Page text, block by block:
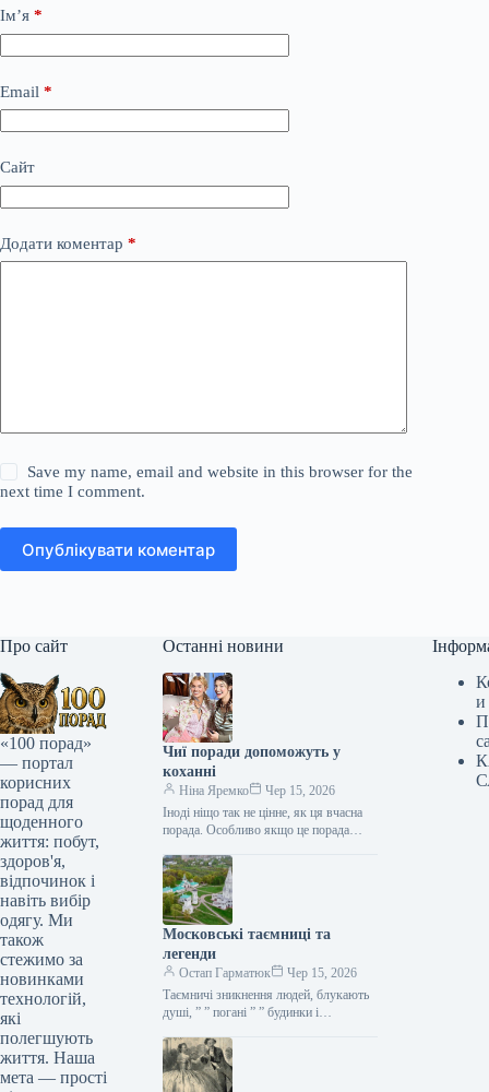
Ім’я *
Email *
Сайт
Додати коментар *
Save my name, email and website in this browser for the
next time I comment.
Опублікувати коментар
Про сайт
«100 порад»
— портал
корисних
порад для
щоденного
життя: побут,
здоров'я,
відпочинок і
навіть вибір
одягу. Ми
також
стежимо за
новинками
технологій,
які
полегшують
життя. Наша
мета — прості
Останні новини
Чиї поради допоможуть у
коханні
Ніна Яремко
Чер 15, 2026
Іноді ніщо так не цінне, як ця вчасна
порада. Особливо якщо це порада
косметолога, тренера, стиліста…
Московські таємниці та
легенди
Остап Гарматюк
Чер 15, 2026
Таємничі зникнення людей, блукають
душі, ” ” погані ” ” будинки і
Щоб…
и